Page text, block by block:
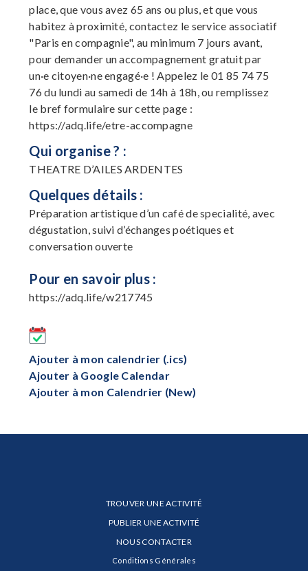
place, que vous avez 65 ans ou plus, et que vous
habitez à proximité, contactez le service associatif
"Paris en compagnie", au minimum 7 jours avant,
pour demander un accompagnement gratuit par
un·e citoyen·ne engagé·e ! Appelez le 01 85 74 75
76 du lundi au samedi de 14h à 18h, ou remplissez
le bref formulaire sur cette page :
https://adq.life/etre-accompagne
Qui organise ? :
THEATRE D’AILES ARDENTES
Quelques détails :
Préparation artistique d’un café de specialité, avec
dégustation, suivi d’échanges poétiques et
conversation ouverte
Pour en savoir plus :
https://adq.life/w217745
Ajouter à mon calendrier (.ics)
Ajouter à Google Calendar
Ajouter à mon Calendrier (New)
TROUVER UNE ACTIVITÉ
PUBLIER UNE ACTIVITÉ
NOUS CONTACTER
Conditions Générales